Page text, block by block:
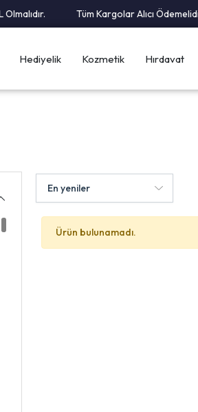
Tüm Kargolar Alıcı Ödemelidir!
Hediyelik Kozmetik Hırdavat
Ürün bulunamadı.